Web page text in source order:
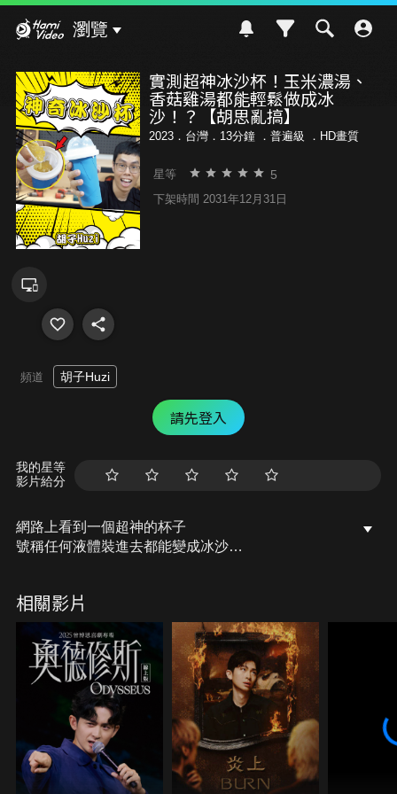
瀏覽
實測超神冰沙杯！玉米濃湯、
香菇雞湯都能輕鬆做成冰
沙！？【胡思亂搞】
2023．台灣．13分鐘 ． 普遍級 ．HD畫質
星等 5
下架時間 2031年12月31日
頻道 胡子Huzi
請先登入
我的星等
影片給分
網路上看到一個超神的杯子
號稱任何液體裝進去都能變成冰沙
#胡子Huzi #胡思亂搞 #神奇冰沙杯
相關影片